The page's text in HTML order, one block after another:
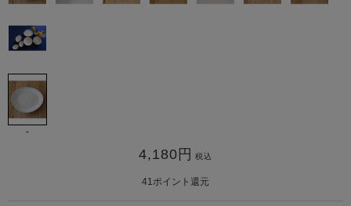
販サイト
-
4,180 円 税込
41ポイント還元